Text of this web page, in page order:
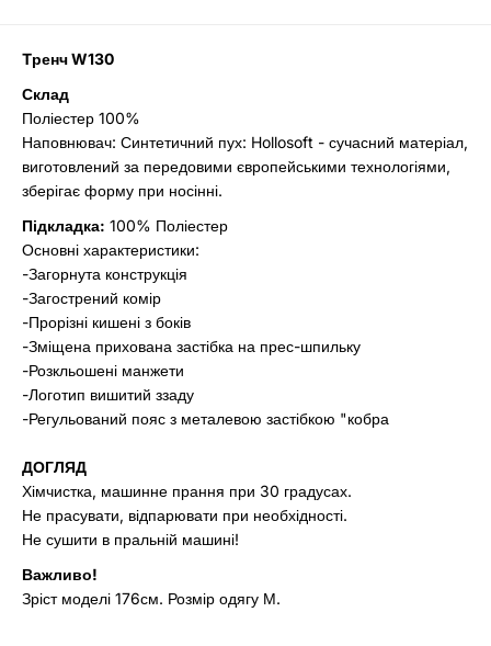
Tренч W130
Склад
Поліестер 100%
Наповнювач: Синтетичний пух: Hollosoft - сучасний матеріал,
виготовлений за передовими європейськими технологіями,
зберігає форму при носінні.
Підкладка: 100% Поліестер
Основні характеристики:
-Загорнута конструкція
-Загострений комір
-Прорізні кишені з боків
-Зміщена прихована застібка на прес-шпильку
-Розкльошені манжети
-Логотип вишитий ззаду
-Регульований пояс з металевою застібкою "кобра
ДОГЛЯД
Хімчистка, машинне прання при 30 градусах.
Не прасувати, відпарювати при необхідності.
Не сушити в пральній машині!
Важливо!
Зріст моделі 176см. Розмір одягу М.